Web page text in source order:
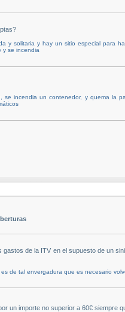
y solitaria y hay un sitio especial para
y se incendia
se incendia un contenedor, y quema la
de la ITV en el supuesto de un
de tal envergadura que es necesario
un importe no superior a 60€ siempre